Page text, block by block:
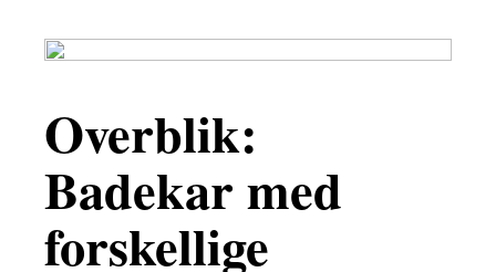
Overblik:
Badekar med
forskellige